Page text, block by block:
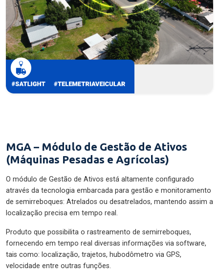
MGA – Módulo de Gestão de Ativos
(Máquinas Pesadas e Agrícolas)
O módulo de Gestão de Ativos está altamente configurado
através da tecnologia embarcada para gestão e monitoramento
de semirreboques: Atrelados ou desatrelados, mantendo assim a
localização precisa em tempo real.
Produto que possibilita o rastreamento de semirreboques,
fornecendo em tempo real diversas informações via software,
tais como: localização, trajetos, hubodômetro via GPS,
velocidade entre outras funções.